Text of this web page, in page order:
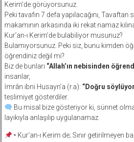
Kerim’de görüyorsunuz.
Peki tavafın 7 defa yapılacağını, Tavaftan
makamının arkasında iki rekat namaz
Kur’an-ı Kerim’de bulabiliyor musunuz?
Bulamıyorsunuz. Peki siz, bunu kimden
öğrendiniz değil mi?
Biz de bunları “Allah’ın nebisinden
insanlar,
İmrân ibni Husayn’a (r.a): “Doğru
teslimiyet gösterdiler.
Bu misal bize gösteriyor ki, sünnet
layıkıyla anlaşılıp uygulanamaz.
• Kur’an-ı Kerim de; Sınır getirilmeyen